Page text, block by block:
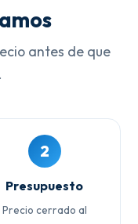
antes de que
2
Presupuesto
Precio cerrado al